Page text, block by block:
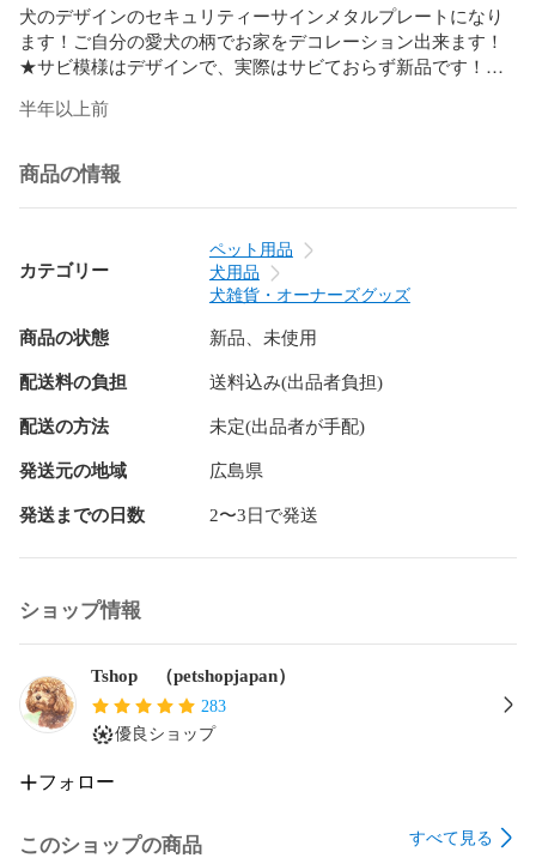
犬のデザインのセキュリティーサインメタルプレートになり
ます！ご自分の愛犬の柄でお家をデコレーション出来ます！
★サビ模様はデザインで、実際はサビておらず新品です！
テリア用のメタルプレート雑貨になります！デザイン性が高
ンやガレージサインにも最適で、 取り付けも簡単に出来ま
す！プレゼントにも必ず喜ばれます！そのまま飾っていただ
けます！お客様のセンスで貼ったり立てかけたり飾ったり、
自由にどこにでもお使いいただけます！
人気インテリアブランド【Y8】（ワイエイト/Young Eight) の
（撮影状況やＰＣ環境によりイメージや色合いが 若干異なる
場合がございますが予めご了承願います。）
500犬種以上多数の愛犬のデザインで素敵でお洒落カッコいい
スタイルになれます！！！！
#WARNING
#警告
#ヤードサイン
#犬
#ドック
#デコピン
#アメリカ合衆国
#インテリア
#アメリカ
半年以上前
商品の情報
カテゴリー
ペット用品
犬用品
犬雑貨・オーナーズグッズ
商品の状態 新品、未使用
配送料の負担 送料込み(出品者負担)
配送の方法 未定(出品者が手配)
発送元の地域 広島県
発送までの日数 2〜3日で発送
ショップ情報
Tshop （petshopjapan）
283
優良ショップ
フォロー
このショップの商品 すべて見る